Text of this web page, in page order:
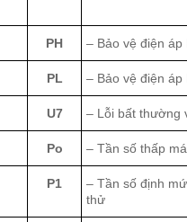
PH – Bảo vệ điện áp
PL – Bảo vệ điện áp
U7 – Lỗi bất thường
Po – Tần số thấp
P1
– Tần số định
thử